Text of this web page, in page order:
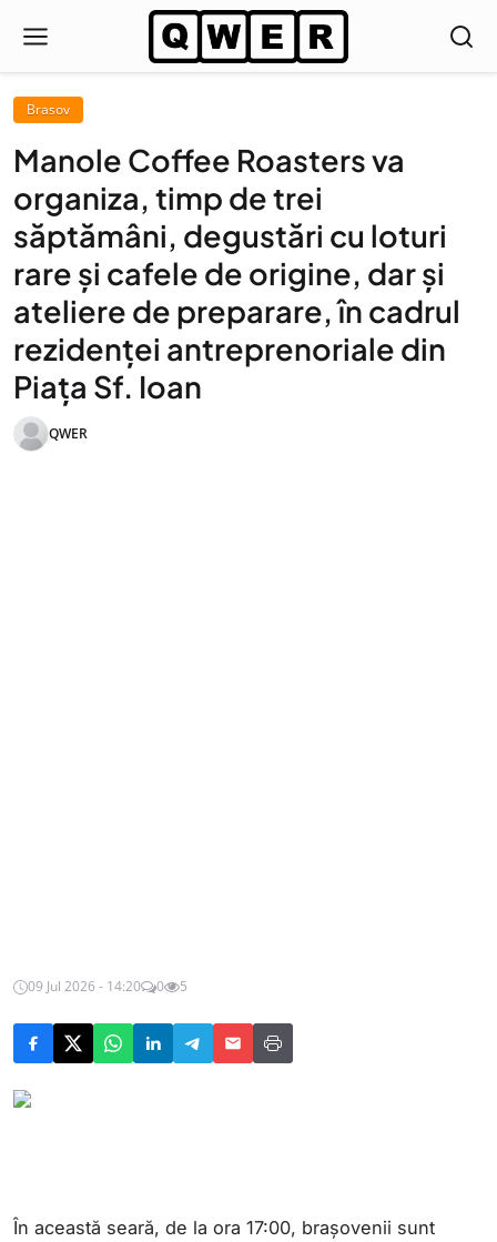
Brasov
Manole Coffee Roasters va
organiza, timp de trei
săptămâni, degustări cu loturi
rare și cafele de origine, dar și
ateliere de preparare, în cadrul
rezidenței antreprenoriale din
Piața Sf. Ioan
QWER
09 Jul 2026 - 14:20 0 5
În această seară, de la ora 17:00, brașovenii sunt